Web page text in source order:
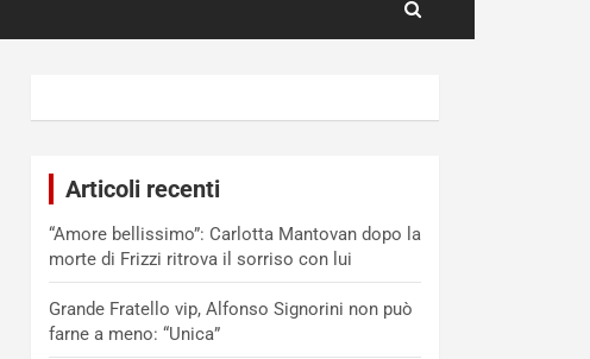
Articoli recenti
“Amore bellissimo”: Carlotta Mantovan dopo la
morte di Frizzi ritrova il sorriso con lui
Grande Fratello vip, Alfonso Signorini non può
farne a meno: “Unica”